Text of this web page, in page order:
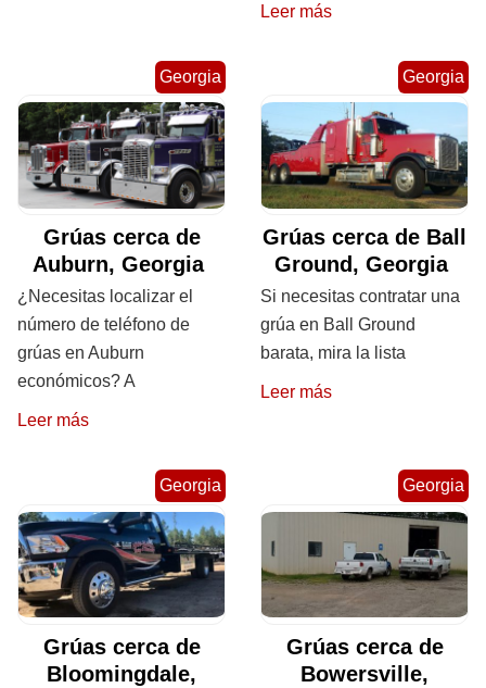
Leer más
Georgia
Grúas cerca de
Auburn, Georgia
¿Necesitas localizar el
número de teléfono de
grúas en Auburn
económicos? A
Leer más
Georgia
Grúas cerca de Ball
Ground, Georgia
Si necesitas contratar una
grúa en Ball Ground
barata, mira la lista
Leer más
Georgia
Grúas cerca de
Bloomingdale,
Georgia
Grúas cerca de
Bowersville,